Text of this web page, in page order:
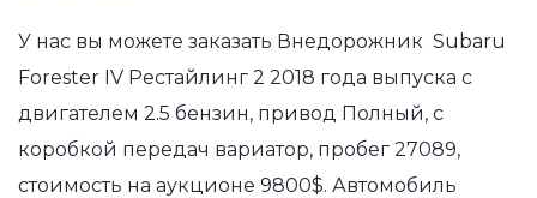
У нас вы можете заказать Внедорожник Subaru
Forester IV Рестайлинг 2 2018 года выпуска с
двигателем 2.5 бензин, привод Полный, с
коробкой передач вариатор, пробег 27089,
стоимость на аукционе 9800$. Автомобиль